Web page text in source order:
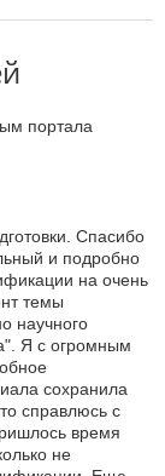
портала
Спасибо
и подробно
на очень
темы
научного
Я с огромным
сохранила
справлюсь с
время
не